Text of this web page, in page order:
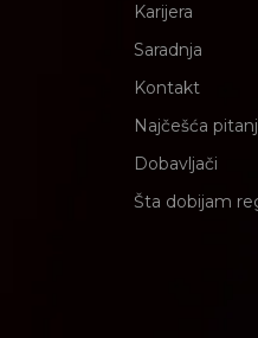
Karijera
Saradnja
Kontakt
Najčešća
Dobavljači
Šta dobijam